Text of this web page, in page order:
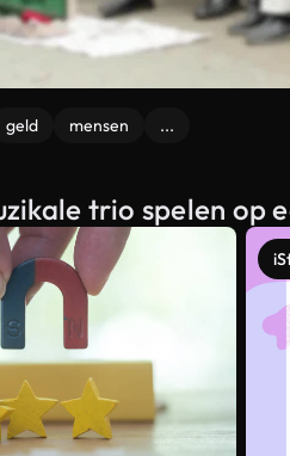
geld mensen ...
trio spelen op